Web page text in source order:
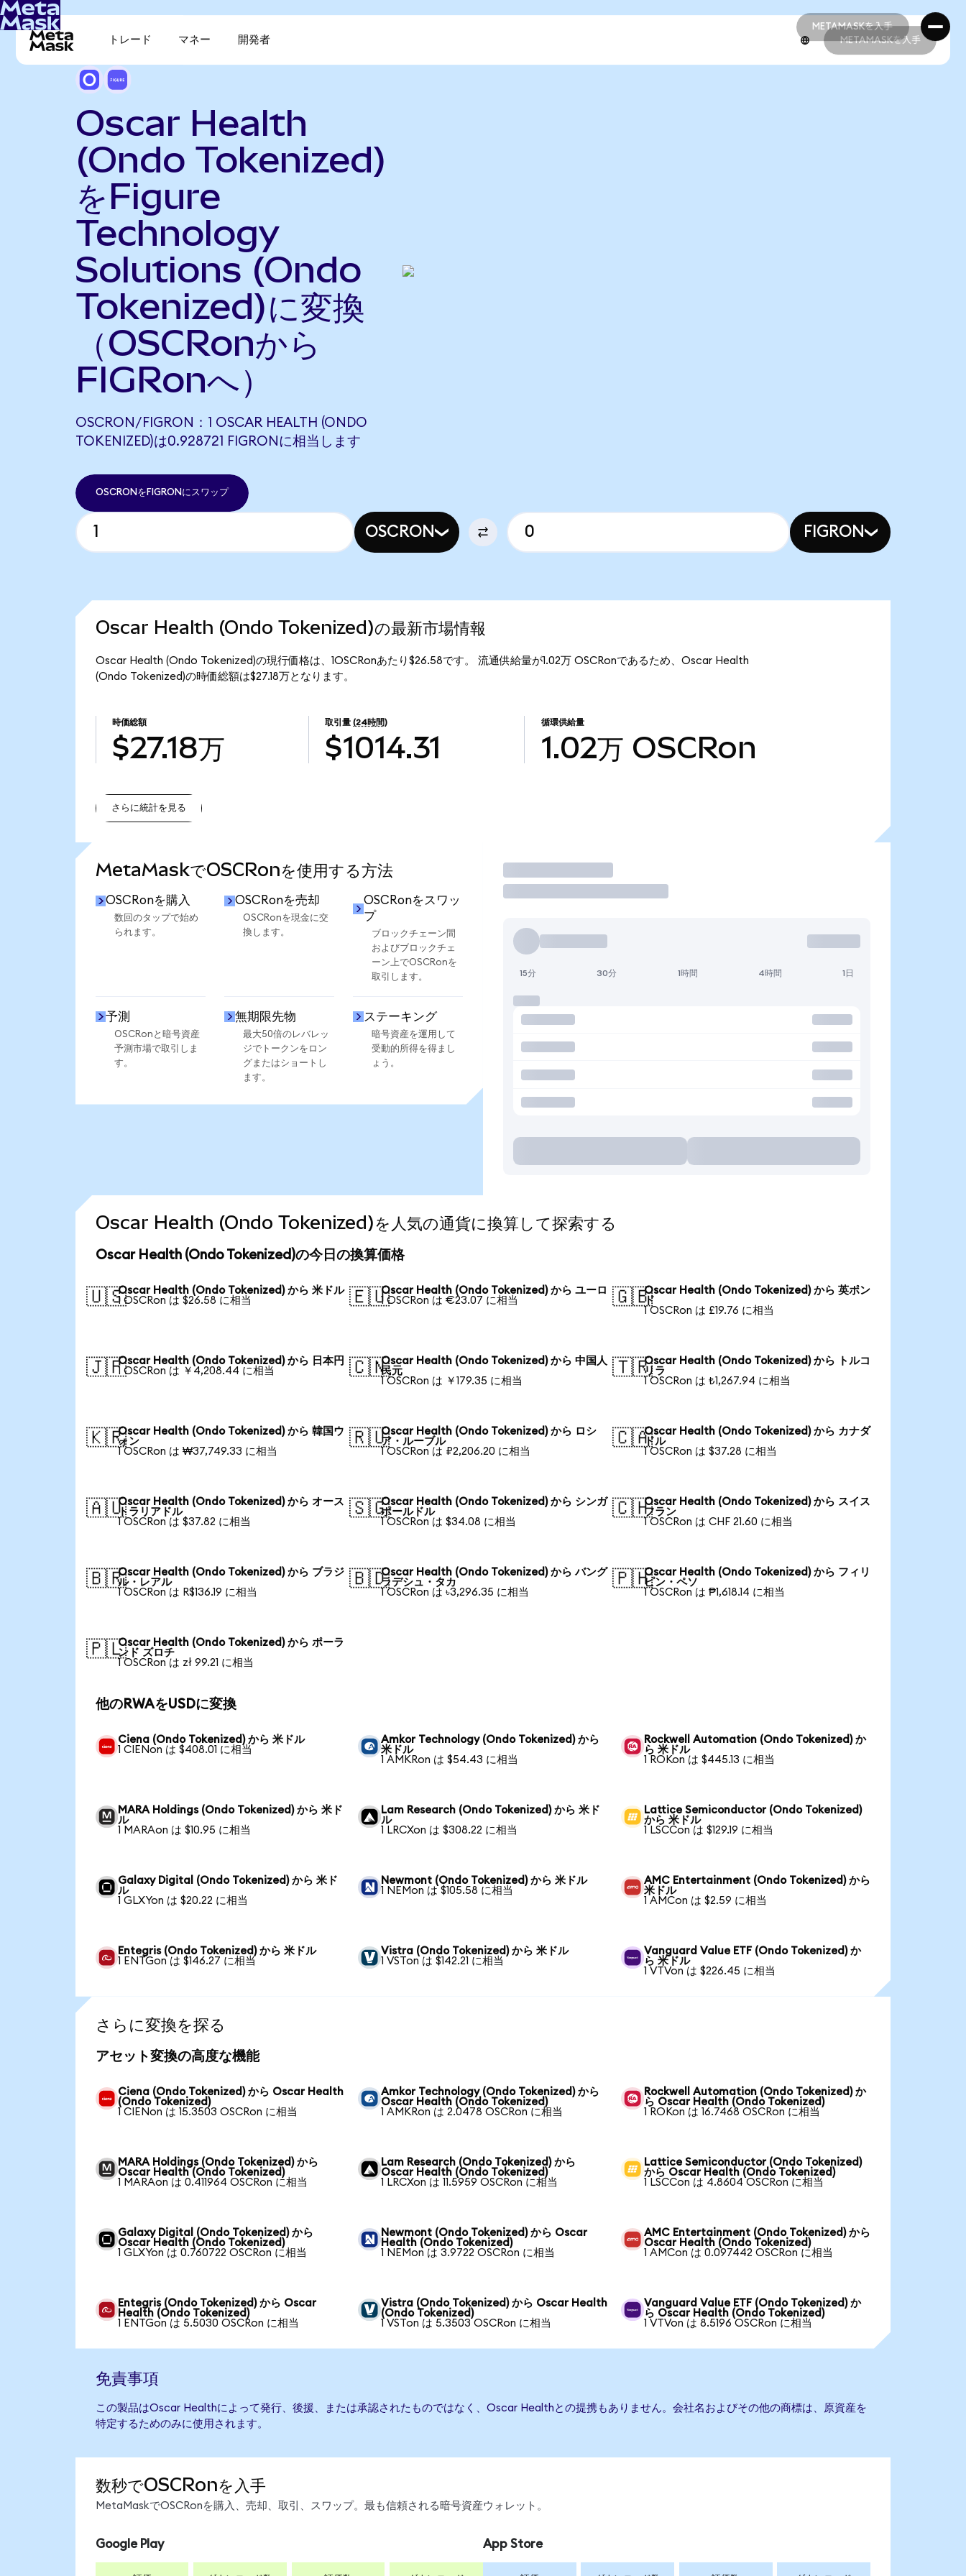
METAMASKを入手
METAMASKを入手
トレード マネー 開発者 METAMASKを入手
Oscar Health
(Ondo Tokenized)
をFigure
Technology
Solutions (Ondo
Tokenized)に変換
（OSCRonから
FIGRonへ）
OSCRON/FIGRON：1 OSCAR HEALTH (ONDO
TOKENIZED)は0.928721 FIGRONに相当します
OSCRONをFIGRONにスワップ
OSCRON FIGRON
Oscar Health (Ondo Tokenized)の最新市場情報
Oscar Health (Ondo Tokenized)の現行価格は、1OSCRonあたり$26.58です。 流通供給量が1.02万 OSCRonであるため、Oscar Health
(Ondo Tokenized)の時価総額は$27.18万となります。
時価総額
$27.18万
取引量 (24時間)
$1014.31
循環供給量
1.02万 OSCRon
さらに統計を見る
MetaMaskでOSCRonを使用する方法
OSCRonを購入
数回のタップで始め
られます。
OSCRonを売却
OSCRonを現金に交
換します。
OSCRonをスワッ
プ
ブロックチェーン間
およびブロックチェ
ーン上でOSCRonを
取引します。
予測
OSCRonと暗号資産
予測市場で取引しま
す。
無期限先物
最大50倍のレバレッ
ジでトークンをロン
グまたはショートし
ます。
ステーキング
暗号資産を運用して
受動的所得を得まし
ょう。
取引
15分 30分 1時間 4時間 1日
Oscar Health (Ondo Tokenized)を人気の通貨に換算して探索する
Oscar Health (Ondo Tokenized)の今日の換算価格
🇺🇸Oscar Health (Ondo Tokenized) から 米ドル
1 OSCRon は $26.58 に相当
🇪🇺Oscar Health (Ondo Tokenized) から ユーロ
1 OSCRon は €23.07 に相当
🇬🇧Oscar Health (Ondo Tokenized) から 英ポン
ド
1 OSCRon は £19.76 に相当
🇯🇵Oscar Health (Ondo Tokenized) から 日本円
1 OSCRon は ￥4,208.44 に相当
🇨🇳Oscar Health (Ondo Tokenized) から 中国人
民元
1 OSCRon は ￥179.35 に相当
🇹🇷Oscar Health (Ondo Tokenized) から トルコ
リラ
1 OSCRon は ₺1,267.94 に相当
🇰🇷Oscar Health (Ondo Tokenized) から 韓国ウ
ォン
1 OSCRon は ₩37,749.33 に相当
🇷🇺Oscar Health (Ondo Tokenized) から ロシ
ア・ルーブル
1 OSCRon は ₽2,206.20 に相当
🇨🇦Oscar Health (Ondo Tokenized) から カナダ
ドル
1 OSCRon は $37.28 に相当
🇦🇺Oscar Health (Ondo Tokenized) から オース
トラリアドル
1 OSCRon は $37.82 に相当
🇸🇬Oscar Health (Ondo Tokenized) から シンガ
ポールドル
1 OSCRon は $34.08 に相当
🇨🇭Oscar Health (Ondo Tokenized) から スイス
フラン
1 OSCRon は CHF 21.60 に相当
🇧🇷Oscar Health (Ondo Tokenized) から ブラジ
ル・レアル
1 OSCRon は R$136.19 に相当
🇧🇩Oscar Health (Ondo Tokenized) から バング
ラデシュ・タカ
1 OSCRon は ৳3,296.35 に相当
🇵🇭Oscar Health (Ondo Tokenized) から フィリ
ピン・ペソ
1 OSCRon は ₱1,618.14 に相当
🇵🇱Oscar Health (Ondo Tokenized) から ポーラ
ンド ズロチ
1 OSCRon は zł 99.21 に相当
他のRWAをUSDに変換
Ciena (Ondo Tokenized) から 米ドル
1 CIENon は $408.01 に相当
Amkor Technology (Ondo Tokenized) から
米ドル
1 AMKRon は $54.43 に相当
Rockwell Automation (Ondo Tokenized) か
ら 米ドル
1 ROKon は $445.13 に相当
MARA Holdings (Ondo Tokenized) から 米ド
ル
1 MARAon は $10.95 に相当
Lam Research (Ondo Tokenized) から 米ド
ル
1 LRCXon は $308.22 に相当
Lattice Semiconductor (Ondo Tokenized)
から 米ドル
1 LSCCon は $129.19 に相当
Galaxy Digital (Ondo Tokenized) から 米ド
ル
1 GLXYon は $20.22 に相当
Newmont (Ondo Tokenized) から 米ドル
1 NEMon は $105.58 に相当
AMC Entertainment (Ondo Tokenized) から
米ドル
1 AMCon は $2.59 に相当
Entegris (Ondo Tokenized) から 米ドル
1 ENTGon は $146.27 に相当
Vistra (Ondo Tokenized) から 米ドル
1 VSTon は $142.21 に相当
Vanguard Value ETF (Ondo Tokenized) か
ら 米ドル
1 VTVon は $226.45 に相当
さらに変換を探る
アセット変換の高度な機能
Ciena (Ondo Tokenized) から Oscar Health
(Ondo Tokenized)
1 CIENon は 15.3503 OSCRon に相当
Amkor Technology (Ondo Tokenized) から
Oscar Health (Ondo Tokenized)
1 AMKRon は 2.0478 OSCRon に相当
Rockwell Automation (Ondo Tokenized) か
ら Oscar Health (Ondo Tokenized)
1 ROKon は 16.7468 OSCRon に相当
MARA Holdings (Ondo Tokenized) から
Oscar Health (Ondo Tokenized)
1 MARAon は 0.411964 OSCRon に相当
Lam Research (Ondo Tokenized) から
Oscar Health (Ondo Tokenized)
1 LRCXon は 11.5959 OSCRon に相当
Lattice Semiconductor (Ondo Tokenized)
から Oscar Health (Ondo Tokenized)
1 LSCCon は 4.8604 OSCRon に相当
Galaxy Digital (Ondo Tokenized) から
Oscar Health (Ondo Tokenized)
1 GLXYon は 0.760722 OSCRon に相当
Newmont (Ondo Tokenized) から Oscar
Health (Ondo Tokenized)
1 NEMon は 3.9722 OSCRon に相当
AMC Entertainment (Ondo Tokenized) から
Oscar Health (Ondo Tokenized)
1 AMCon は 0.097442 OSCRon に相当
Entegris (Ondo Tokenized) から Oscar
Health (Ondo Tokenized)
1 ENTGon は 5.5030 OSCRon に相当
Vistra (Ondo Tokenized) から Oscar Health
(Ondo Tokenized)
1 VSTon は 5.3503 OSCRon に相当
Vanguard Value ETF (Ondo Tokenized) か
ら Oscar Health (Ondo Tokenized)
1 VTVon は 8.5196 OSCRon に相当
免責事項
この製品はOscar Healthによって発行、後援、または承認されたものではなく、Oscar Healthとの提携もありません。会社名およびその他の商標は、原資産を
特定するためのみに使用されます。
数秒でOSCRonを入手
MetaMaskでOSCRonを購入、売却、取引、スワップ。最も信頼される暗号資産ウォレット。
Google Play App Store